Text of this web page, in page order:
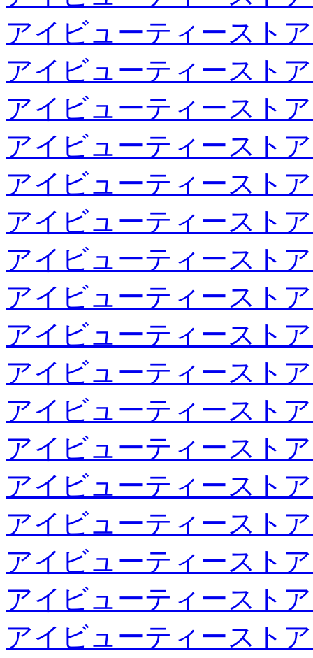
アイビューティースト
アイビューティースト
アイビューティースト
アイビューティースト
アイビューティースト
アイビューティースト
アイビューティースト
アイビューティースト
アイビューティースト
アイビューティースト
アイビューティースト
アイビューティースト
アイビューティースト
アイビューティースト
アイビューティースト
アイビューティースト
アイビューティースト